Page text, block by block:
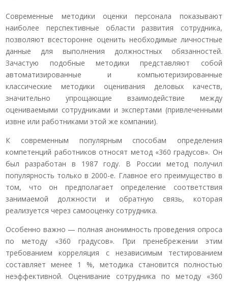
Современные методики оценки персонала показывают
наиболее перспективные области развития сотрудника,
позволяют всесторонне оценить необходимые личностные
данные для выполнения должностных обязанностей.
Зачастую подобные методики представляют собой
автоматизированные и компьютеризированные
классические методики оценивания деловых качеств,
значительно упрощающие взаимодействие между
оцениваемыми сотрудниками и экспертами (привлеченными
извне или работниками этой же компании).
К современным популярным способам определения
компетенций работников относят метод «360 градусов». Он
был разработан в 1987 году. В России метод получил
популярность только в 2000-е. Главное его преимущество в
том, что он предполагает определение соответствия
занимаемой должности и обратную связь, которая
реализуется через самооценку сотрудника.
Особенно важно — полная анонимность проведения опроса
по методу «360 градусов». При пренебрежении этим
требованием корреляция с независимым тестированием
составляет менее 1 %, методика становится полностью
неэффективной. Оценивание сотрудника по методу «360